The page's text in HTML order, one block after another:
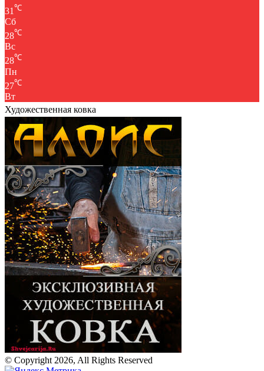
31 ℃
Сб
28℃
Вс
28℃
Пн
27℃
Вт
Художественная ковка
© Copyright 2026, All Rights Reserved